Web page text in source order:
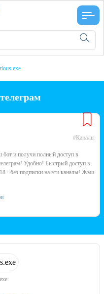
#Каналы
бот и получи полный доступ в
Удобно! Быстрый доступ в
без подписки на эти каналы! Жми